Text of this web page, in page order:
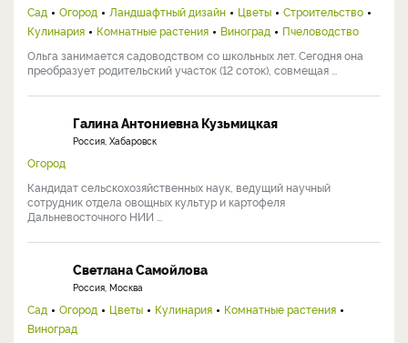
Сад Огород Ландшафтный дизайн Цветы
Строительство
Кулинария
Комнатные растения Виноград
Пчеловодство
Ольга занимается садоводством со школьных лет. Сегодня она
преобразует родительский участок (12 соток), совмещая ...
Галина Антониевна Кузьмицкая
Россия, Хабаровск
Огород
Кандидат сельскохозяйственных наук, ведущий научный
сотрудник отдела овощных культур и картофеля
Дальневосточного НИИ ...
Светлана Самойлова
Россия, Москва
Сад Огород Цветы Кулинария
Комнатные растения
Виноград